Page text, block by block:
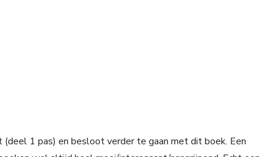
(deel 1 pas) en besloot verder te gaan met dit boek. Een